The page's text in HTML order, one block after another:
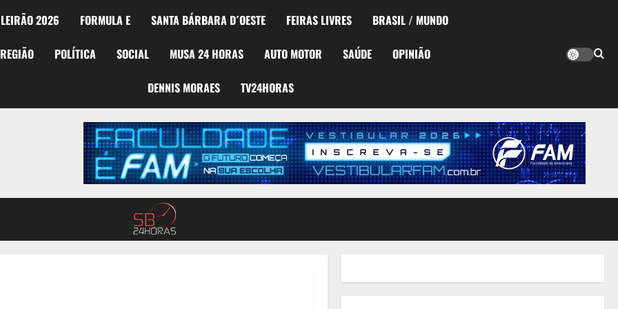
2026 FORMULA E SANTA BÁRBARA D´OESTE FEIRAS LIVRES BRASIL / MUNDO
REGIÃO POLÍTICA SOCIAL MUSA 24 HORAS AUTO MOTOR SAÚDE OPINIÃO
DENNIS MORAES TV24HORAS